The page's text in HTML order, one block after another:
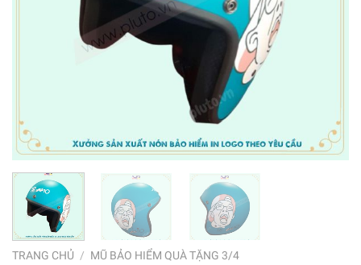
TRANG CHỦ / MŨ BẢO HIỂM QUÀ TẶNG 3/4